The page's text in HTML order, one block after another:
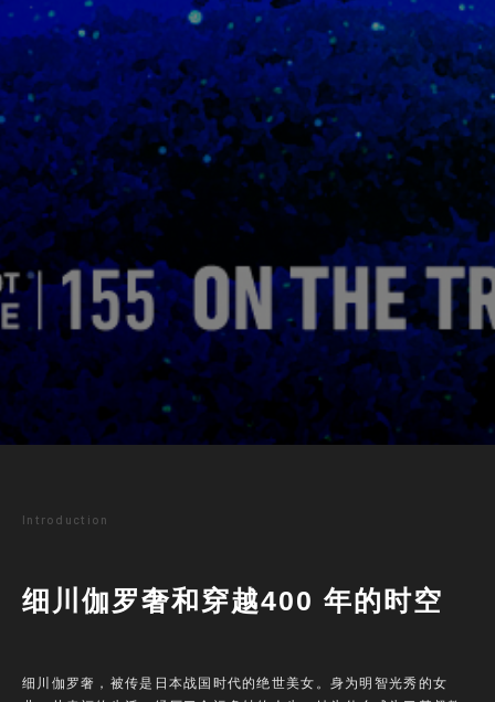
Introduction
细川伽罗奢和穿越400 年的时空
细川伽罗奢，被传是日本战国时代的绝世美女。身为明智光秀的女